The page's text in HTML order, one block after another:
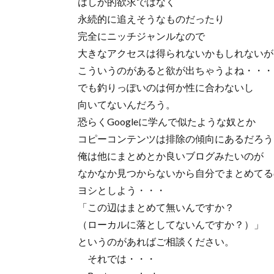
永続的に追えそうなものだったり
完全にニッチジャンルなので
大きなアクセスは得られないかもしれないが
こういうのがあると欲が出ちゃうよね・・・
でも釣りっぽいのは何か性に合わないし
向いてないんだろう。
恐らくGoogleに学んで似たような奴とか
コピーコンテンツは排除の傾向にあるだろ
俺は他にまとめとか良いブログみたいのが
なかなか見つからないから自分でまとめて
ヨシとしよう・・・
「この辺はまとめて無いんですか？
（ローカルに落としてないんですか？）」
というのがあればご相談ください。
それでは・・・